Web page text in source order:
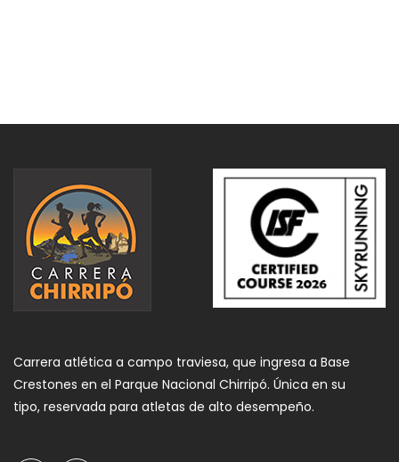
Carrera atlética a campo traviesa, que ingresa a Base
Crestones en el Parque Nacional Chirripó. Única en su
tipo, reservada para atletas de alto desempeño.